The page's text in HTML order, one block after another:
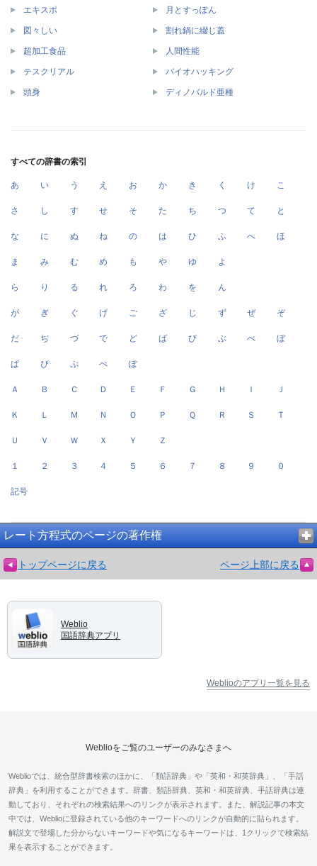
エキスポ 月とすっぽん
図々しい 割れ鍋に綴じ蓋
超加工食品 人間性能
テスクリアル バイオハッキング
頭身 ディノバルド亜種
すべての辞書の索引
あ い う え お か き く け こ
さ し す せ そ た ち つ て と
な に ぬ ね の は ひ ふ へ ほ
ま み む め も や ゆ よ
ら り る れ ろ わ を ん
が ぎ ぐ げ ご ざ じ ず ぜ ぞ
だ ぢ づ で ど ば び ぶ べ ぼ
ぱ ぴ ぷ ぺ ぽ
Ａ Ｂ Ｃ Ｄ Ｅ Ｆ Ｇ Ｈ Ｉ Ｊ
Ｋ Ｌ Ｍ Ｎ Ｏ Ｐ Ｑ Ｒ Ｓ Ｔ
Ｕ Ｖ Ｗ Ｘ Ｙ Ｚ
１ ２ ３ ４ ５ ６ ７ ８ ９ ０
記号
レート方程式のページの著作権
トップページに戻る ページ上部に戻る
Weblio
国語辞典アプリ
Weblioのアプリ一覧を見る
Weblioをご覧のユーザーのみなさまへ
Weblioでは、統合型辞書検索のほかに、「類語辞典」や「英和・和英辞典」、「手話
辞典」を利用することができます。辞書、類語辞典、英和・和英辞典、手話辞典は連
動しており、それぞれの検索結果へのリンクが表示されます。また、解説記事の本文
中では、Weblioに登録されている他のキーワードへのリンクが自動的に貼られます。
解説文で登場した分からないキーワードや気になるキーワードは、1クリックで検索結
果を表示することができます。